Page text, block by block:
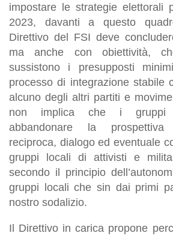
impostare le strategie elettorali
2023, davanti a questo
Direttivo del FSI deve
ma anche con obiettività,
sussistono i presupposti
processo di integrazione stabile
alcuno degli altri partiti e
non implica che i gruppi
abbandonare la
reciproca, dialogo ed eventuale
gruppi locali di attivisti e
secondo il principio
gruppi locali che sin dai primi
nostro sodalizio.
Il Direttivo in carica propone